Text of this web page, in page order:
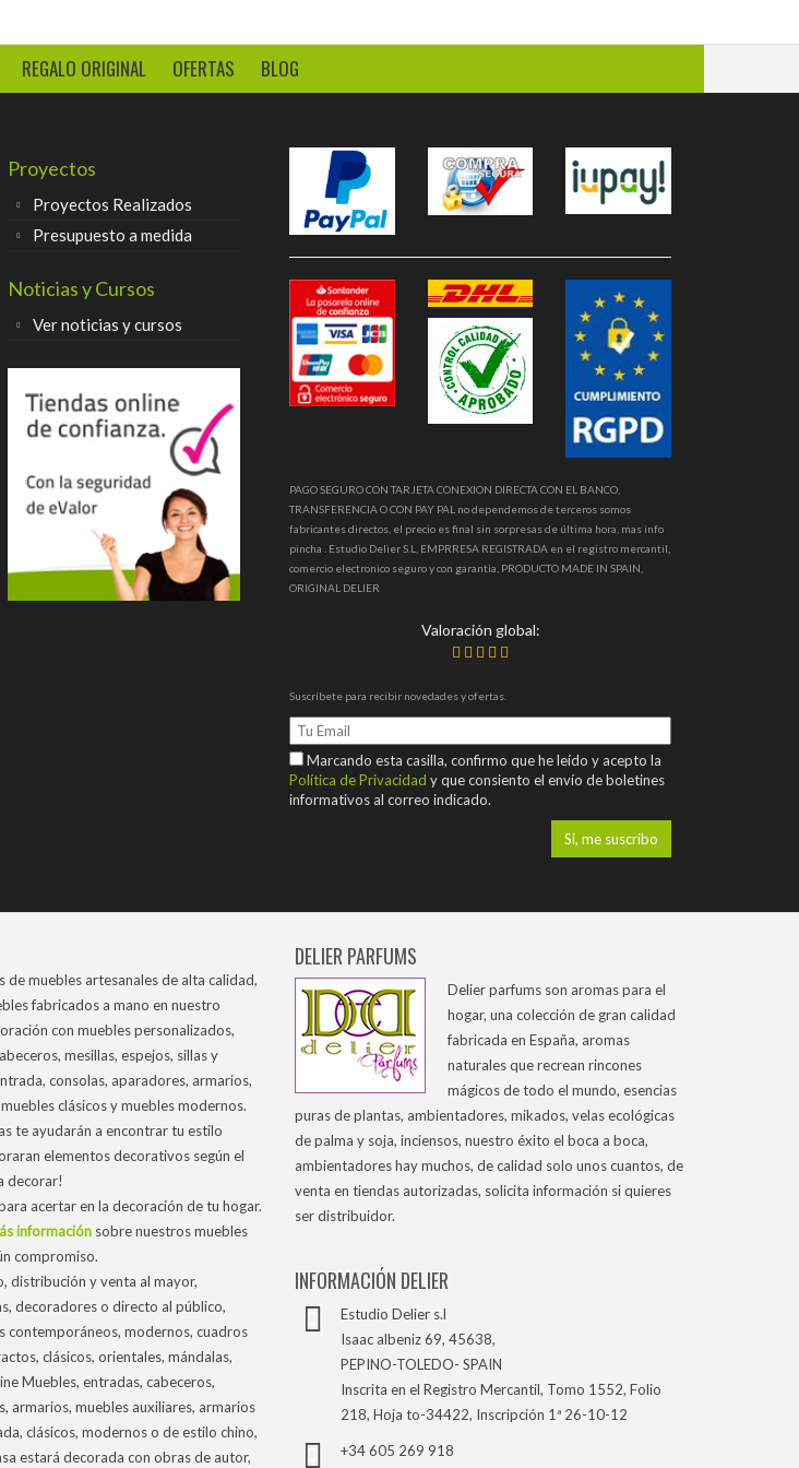
REGALO ORIGINAL OFERTAS BLOG
Proyectos
Proyectos Realizados
Presupuesto a medida
Noticias y Cursos
Ver noticias y cursos
PAGO SEGURO CON TARJETA CONEXION DIRECTA CON EL BANCO,
TRANSFERENCIA O CON PAY PAL no dependemos de terceros somos
fabricantes directos, el precio es final sin sorpresas de última hora, mas info
pincha . Estudio Delier S.L, EMPRRESA REGISTRADA en el registro mercantil,
comercio electronico seguro y con garantia, PRODUCTO MADE IN SPAIN,
ORIGINAL DELIER
Valoración global:
Suscríbete para recibir novedades y ofertas.
Marcando esta casilla, confirmo que he leído y acepto la
Política de Privacidad y que consiento el envío de boletines
informativos al correo indicado.
de muebles artesanales de alta calidad,
fabricados a mano en nuestro
con muebles personalizados,
mesillas, espejos, sillas y
consolas, aparadores, armarios,
clásicos y muebles modernos.
te ayudarán a encontrar tu estilo
elementos decorativos según el
decorar!
acertar en la decoración de tu hogar.
información sobre nuestros muebles
compromiso.
distribución y venta al mayor,
decoradores o directo al público,
contemporáneos, modernos, cuadros
clásicos, orientales, mándalas,
Muebles, entradas, cabeceros,
armarios, muebles auxiliares, armarios
clásicos, modernos o de estilo chino,
estará decorada con obras de autor,
DELIER PARFUMS
Delier parfums son aromas para el
hogar, una colección de gran calidad
fabricada en España, aromas
naturales que recrean rincones
mágicos de todo el mundo, esencias
puras de plantas, ambientadores, mikados, velas ecológicas
de palma y soja, inciensos, nuestro éxito el boca a boca,
ambientadores hay muchos, de calidad solo unos cuantos, de
venta en tiendas autorizadas, solicita información si quieres
ser distribuidor.
INFORMACIÓN DELIER
Estudio Delier s.l
Isaac albeniz 69, 45638,
PEPINO-TOLEDO- SPAIN
Inscrita en el Registro Mercantil, Tomo 1552, Folio
218, Hoja to-34422, Inscripción 1ª 26-10-12
+34 605 269 918